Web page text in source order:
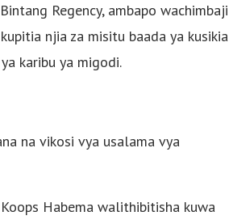
Regency, ambapo wachimbaji
njia za misitu baada ya kusikia
karibu ya migodi.
na vikosi vya usalama vya
Habema walithibitisha kuwa